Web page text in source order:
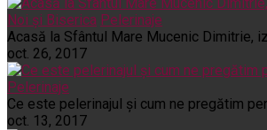
Noi și Biserica Pelerinaje
Acasă la Sfântul Mare Mucenic Dimitrie,
oct. 26, 2017
Pelerinaje
Ce este pelerinajul şi cum ne pregătim
oct. 13, 2017